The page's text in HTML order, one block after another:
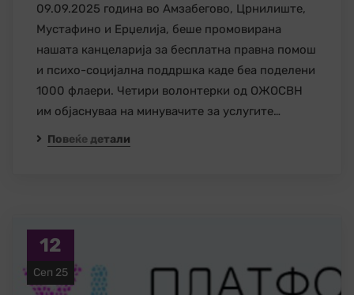
09.09.2025 година во Амзабегово, Црнилиште,
Мустафино и Ерџелија, беше промовирана
нашата канцеларија за бесплатна правна помош
и психо-социјална поддршка каде беа поделени
1000 флаери. Четири волонтерки од ОЖОСВН
им објаснуваа на минувачите за услугите…
Повеќе детали
12
Сеп 25